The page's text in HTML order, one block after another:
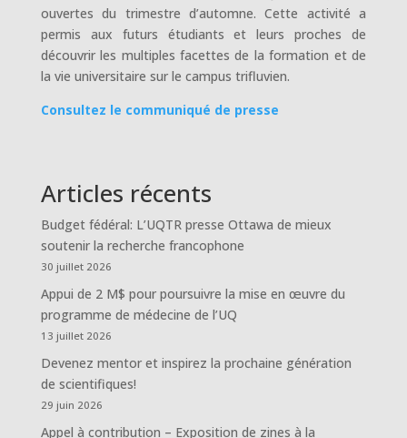
ouvertes du trimestre d’automne. Cette activité a
permis aux futurs étudiants et leurs proches de
découvrir les multiples facettes de la formation et de
la vie universitaire sur le campus trifluvien.
Consultez le communiqué de presse
Articles récents
Budget fédéral: L’UQTR presse Ottawa de mieux
soutenir la recherche francophone
30 juillet 2026
Appui de 2 M$ pour poursuivre la mise en œuvre du
programme de médecine de l’UQ
13 juillet 2026
Devenez mentor et inspirez la prochaine génération
de scientifiques!
29 juin 2026
Appel à contribution – Exposition de zines à la